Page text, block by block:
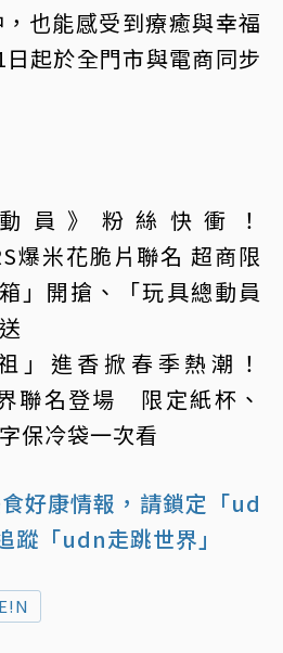
也能感受到療癒與幸福
起於全門市與電商同步
員》粉絲快衝！
爆米花脆片聯名 超商限
」開搶、「玩具總動員
」進香掀春季熱潮！
聯名登場 限定紙杯、
保冷袋一次看
好康情報，請鎖定「ud
蹤「udn走跳世界」